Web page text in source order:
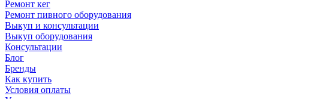
Ремонт кег
Ремонт пивного оборудования
Выкуп и консультации
Выкуп оборудования
Консультации
Блог
Бренды
Как купить
Условия оплаты